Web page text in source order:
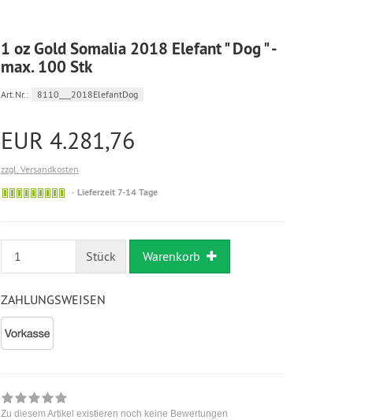
1 oz Gold Somalia 2018 Elefant " Dog " -
max. 100 Stk
Art.Nr.: 8110___2018ElefantDog
EUR 4.281,76
zzgl. Versandkosten
Bestellung
Lieferzeit 7-14 Tage
Stück Warenkorb
ZAHLUNGSWEISEN
Zu diesem Artikel existieren noch keine Bewertungen